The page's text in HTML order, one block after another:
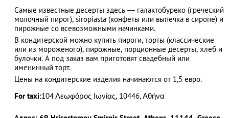
Самые известные десерты здесь — галактобуреко (греческий
молочный пирог), siropiasta (конфеты или выпечка в сиропе) и
пирожные со всевозможными начинками.
В кондитерской можно купить пироги, торты (классические
или из мороженого), пирожные, порционные десерты, хлеб и
булочки. А под заказ вам приготовят свадебный или
именинный торт.
Цены на кондитерские изделия начинаются от 1,5 евро.
For taxi:104 Λεωφόρος Ιωνίας, 10446, Αθήνα